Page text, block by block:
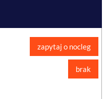
zapytaj o nocleg
brak